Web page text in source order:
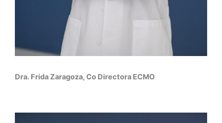
Dra. Frida Zaragoza, Co Directora ECMO